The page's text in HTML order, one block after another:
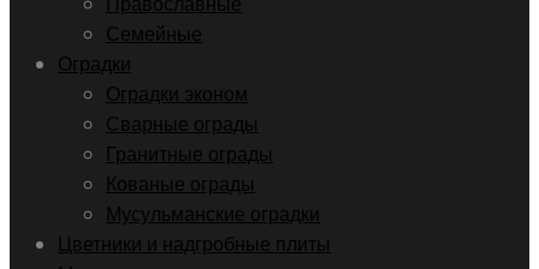
Семейные
Оградки
Оградки эконом
Сварные ограды
Гранитные ограды
Кованые ограды
Мусульманские оградки
Цветники и надгробные плиты